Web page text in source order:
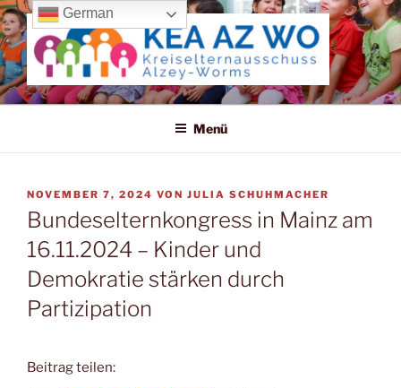
Zum
Inhalt
springen
KREISELTERNAUSSCHUSS
ALZEY-WORMS
Menü
VERÖFFENTLICHT
AM
NOVEMBER 7, 2024 VON JULIA SCHUHMACHER
Bundeselternkongress in Mainz am
16.11.2024 – Kinder und
Demokratie stärken durch
Partizipation
Beitrag teilen:
German